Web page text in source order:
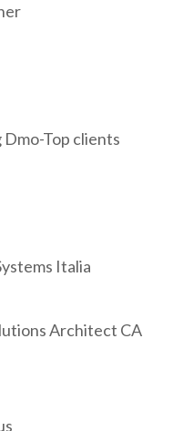
Top clients
Italia
Architect CA